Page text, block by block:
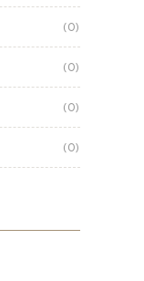
(0)
(0)
(0)
(0)